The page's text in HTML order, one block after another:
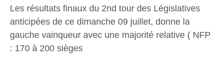
Les résultats finaux du 2nd tour des Législatives
anticipées de ce dimanche 09 juillet, donne la
gauche vainqueur avec une majorité relative ( NFP
: 170 à 200 sièges